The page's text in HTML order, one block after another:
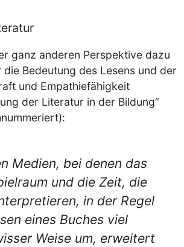
ganz anderen Perspektive dazu
Bedeutung des Lesens und der
und Empathiefähigkeit
der Literatur in der Bildung“
Medien, bei denen das
und die Zeit, die
in der Regel
eines Buches viel
Weise um, erweitert